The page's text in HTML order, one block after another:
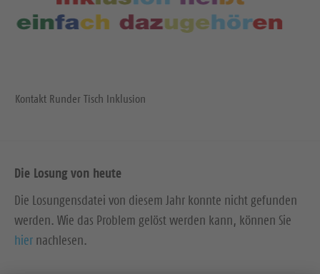
Kontakt Runder Tisch Inklusion
Die Losung von heute
Die Losungensdatei von diesem Jahr konnte nicht gefunden
werden. Wie das Problem gelöst werden kann, können Sie
hier nachlesen.